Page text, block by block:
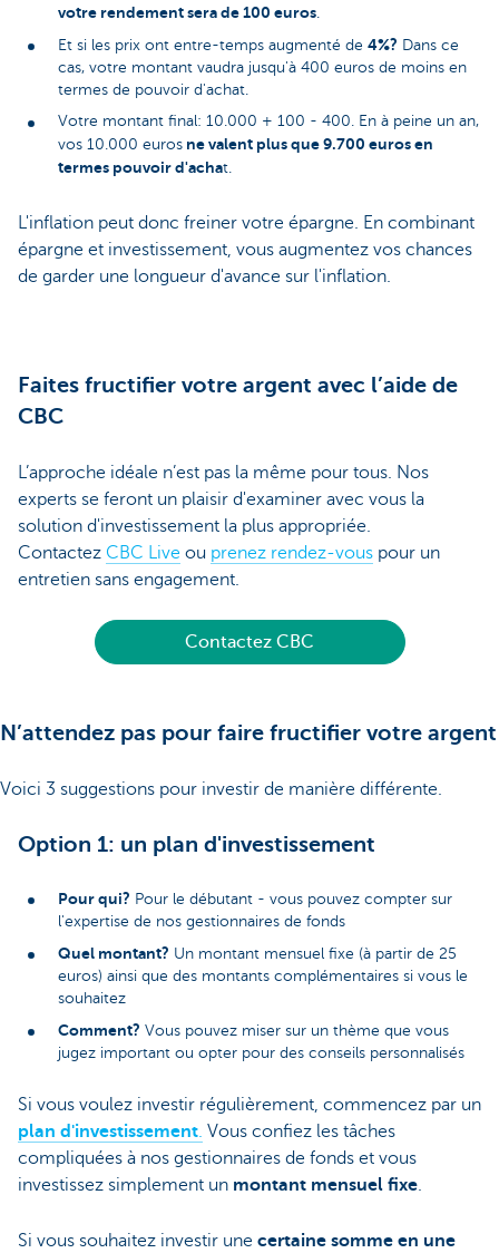
votre rendement sera de 100 euros.
Et si les prix ont entre-temps augmenté de 4%? Dans ce
cas, votre montant vaudra jusqu'à 400 euros de moins en
termes de pouvoir d'achat.
Votre montant final: 10.000 + 100 - 400. En à peine un an,
vos 10.000 euros ne valent plus que 9.700 euros en
termes pouvoir d'achat.
L'inflation peut donc freiner votre épargne. En combinant
épargne et investissement, vous augmentez vos chances
de garder une longueur d'avance sur l'inflation.
Faites fructifier votre argent avec l’aide de
CBC
L’approche idéale n’est pas la même pour tous. Nos
experts se feront un plaisir d'examiner avec vous la
solution d'investissement la plus appropriée.
Contactez CBC Live ou prenez rendez-vous pour un
entretien sans engagement.
Contactez CBC
N’attendez pas pour faire fructifier votre argent
Voici 3 suggestions pour investir de manière différente.
Option 1: un plan d'investissement
Pour qui? Pour le débutant - vous pouvez compter sur
l'expertise de nos gestionnaires de fonds
Quel montant? Un montant mensuel fixe (à partir de 25
euros) ainsi que des montants complémentaires si vous le
souhaitez
Comment? Vous pouvez miser sur un thème que vous
jugez important ou opter pour des conseils personnalisés
Si vous voulez investir régulièrement, commencez par un
plan d'investissement. Vous confiez les tâches
compliquées à nos gestionnaires de fonds et vous
investissez simplement un montant mensuel fixe.
Si vous souhaitez investir une certaine somme en une